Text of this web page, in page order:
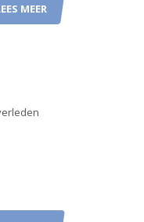
MEER